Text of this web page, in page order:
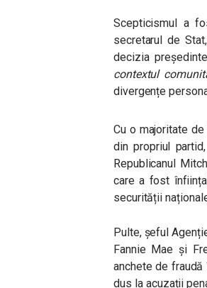
Scepticismul a
secretarul de
decizia
contextul
divergențe
Cu o majoritate
din propriul
Republicanul
care a fost
securității
Pulte, șeful
Fannie Mae și
anchete de fraudă
dus la acuzații